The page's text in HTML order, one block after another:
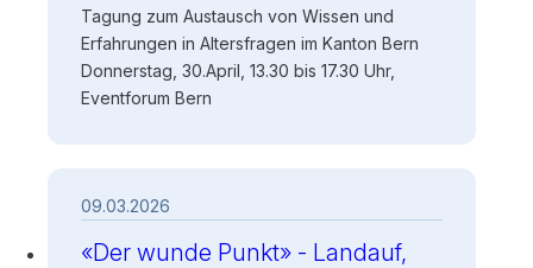
Tagung zum Austausch von Wissen und
Erfahrungen in Altersfragen im Kanton Bern
Donnerstag, 30.April, 13.30 bis 17.30 Uhr,
Eventforum Bern
«Der wunde Punkt» - Landauf,
09.03.2026